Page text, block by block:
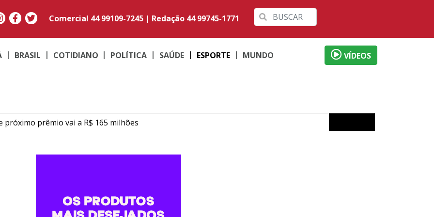
Comercial 44 99109-7245 | Redação 44 99745-1771
BRASIL COTIDIANO POLÍTICA SAÚDE ESPORTE MUNDO VÍDEOS
próximo prêmio vai a R$ 165 milhões
transforma quadradinhos de lã em mantas e amizade